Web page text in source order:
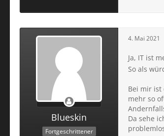
Blueskin
Fortgeschrittener
4. Mai 2021
Ja, IT ist
So als
Bei mir ist
mehr so
Da sehe